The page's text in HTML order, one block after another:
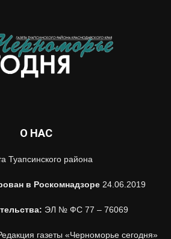
О НАС
Туапсинского района
в Роскомнадзоре 24.06.2019
ЭЛ № ФС 77 – 76069
газеты «Черноморье сегодня»